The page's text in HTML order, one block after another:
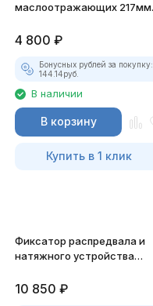
маслоотражающих 217мм
4 800 ₽
Бонусных рублей за покупку:
144.14руб.
В наличии
В корзину
Купить в 1 клик
Фиксатор распредвала и
натяжного устройства
10 850 ₽